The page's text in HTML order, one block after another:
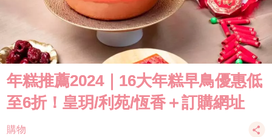
年糕推薦2024｜16大年糕早鳥優惠低
至6折！皇玥/利苑/恆香＋訂購網址
購物